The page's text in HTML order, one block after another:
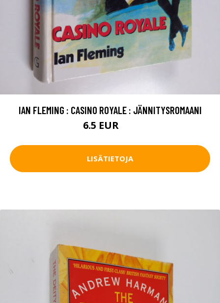
IAN FLEMING : CASINO ROYALE : JÄNNITYSROMAANI
6.5 EUR
LISÄTIETOJA